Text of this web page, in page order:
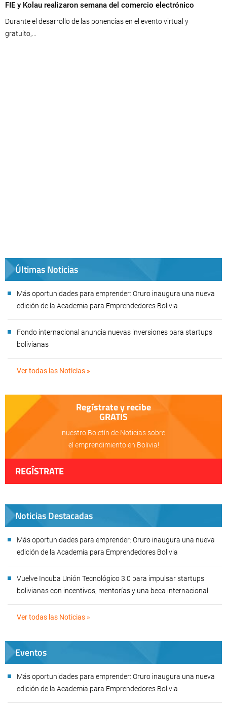
FIE y Kolau realizaron semana del comercio electrónico
Durante el desarrollo de las ponencias en el evento virtual y
gratuito,...
Últimas Noticias
Más oportunidades para emprender: Oruro inaugura una nueva
edición de la Academia para Emprendedores Bolivia
Fondo internacional anuncia nuevas inversiones para startups
bolivianas
Ver todas las Noticias »
Regístrate y recibe
GRATIS
nuestro Boletín de Noticias sobre
el emprendimiento en Bolivia!
REGÍSTRATE
Noticias Destacadas
Más oportunidades para emprender: Oruro inaugura una nueva
edición de la Academia para Emprendedores Bolivia
Vuelve Incuba Unión Tecnológico 3.0 para impulsar startups
bolivianas con incentivos, mentorías y una beca internacional
Ver todas las Noticias »
Eventos
Más oportunidades para emprender: Oruro inaugura una nueva
edición de la Academia para Emprendedores Bolivia